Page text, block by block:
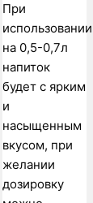
При
использовании
на 0,5-0,7л
напиток
будет с ярким
и
насыщенным
вкусом, при
желании
дозировку